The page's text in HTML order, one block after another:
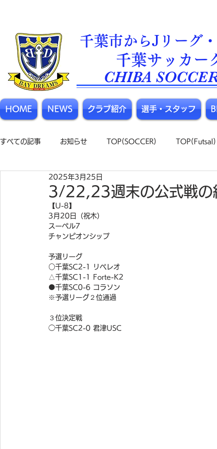
千葉市からJリーグ
CHIBA
千葉サッカー
HOME NEWS クラブ紹介 選手・スタッフ
すべての記事 お知らせ TOP(SOCCER) TOP(Futsal)
3/22,23週末の公式戦の
2025年3月25日
【U-8】
3月20日（祝木）
スーペル7
チャンピオンシップ
予選リーグ
○千葉SC2-1 リベレオ
△千葉SC1-1 Forte-K2
⚫️千葉SC0-6 コラソン
※予選リーグ２位通過
３位決定戦
◯千葉SC2-0 君津USC